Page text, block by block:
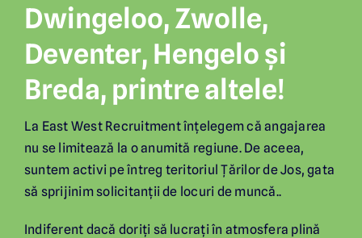
Dwingeloo, Zwolle,
Deventer, Hengelo și
Breda, printre altele!
La East West Recruitment înțelegem că angajarea
nu se limitează la o anumită regiune. De aceea,
suntem activi pe întreg teritoriul Țărilor de Jos, gata
să sprijinim solicitanții de locuri de muncă..
Indiferent dacă doriți să lucrați în atmosfera plină